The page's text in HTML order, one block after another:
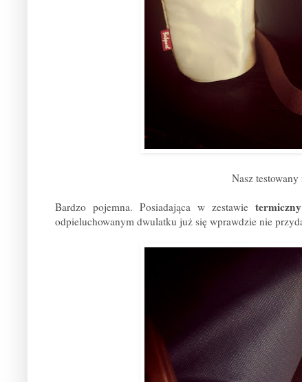
Nasz
Bardzo pojemna. Posiadająca w zestawie
odpieluchowanym dwulatku już się wprawdzie nie